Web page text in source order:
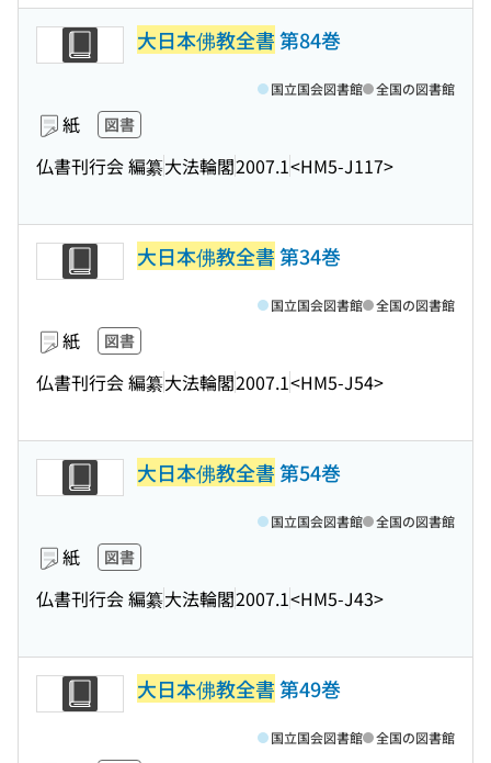
大日本佛教全書第84巻
紙 図書
仏書刊行会 編纂大法輪閣2007.1<HM5-J117>
国立国会図書館 全国の図書館
大日本佛教全書第34巻
紙 図書
仏書刊行会 編纂大法輪閣2007.1<HM5-J54>
国立国会図書館 全国の図書館
大日本佛教全書第54巻
紙 図書
仏書刊行会 編纂大法輪閣2007.1<HM5-J43>
国立国会図書館 全国の図書館
大日本佛教全書第49巻
国立国会図書館 全国の図書館